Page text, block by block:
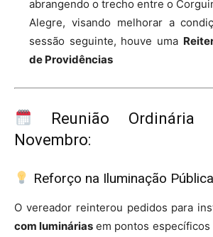
abrangendo o trecho entre o
Alegre, visando melhorar a
sessão seguinte, houve uma
de Providências
Reunião
Novembro:
Reforço na Iluminação Pública
O vereador reinterou pedidos para
com luminárias em pontos específicos